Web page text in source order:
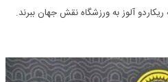
ریکاردو آلوز به ورزشگاه نقش جهان ببرند.